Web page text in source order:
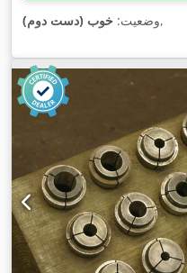
وضعیت: خوب (دست دوم) ,